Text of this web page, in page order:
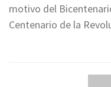
motivo del
Centenario de la